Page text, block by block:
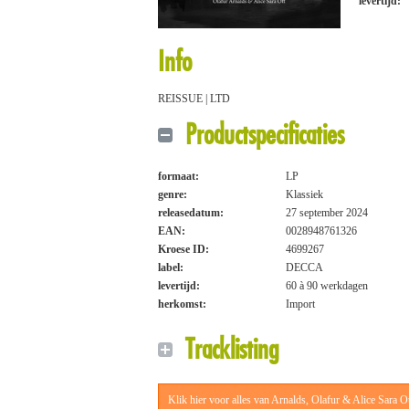
Info
REISSUE | LTD
Productspecificaties
formaat:
LP
genre:
Klassiek
releasedatum:
27 september 2024
EAN:
0028948761326
Kroese ID:
4699267
label:
DECCA
levertijd:
60 à 90 werkdagen
herkomst:
Import
Tracklisting
Klik hier voor alles van Arnalds, Olafur & Alice Sara